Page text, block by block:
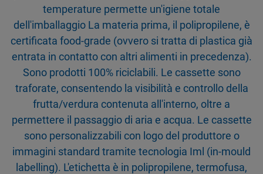
temperature permette un'igiene totale
dell'imballaggio La materia prima, il polipropilene, è
certificata food-grade (ovvero si tratta di plastica già
entrata in contatto con altri alimenti in precedenza).
Sono prodotti 100% riciclabili. Le cassette sono
traforate, consentendo la visibilità e controllo della
frutta/verdura contenuta all'interno, oltre a
permettere il passaggio di aria e acqua. Le cassette
sono personalizzabili con logo del produttore o
immagini standard tramite tecnologia Iml (in-mould
labelling). L'etichetta è in polipropilene, termofusa,